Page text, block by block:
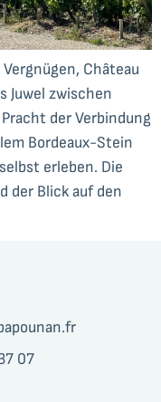
Château
Juwel zwischen
der Verbindung
Bordeaux-Stein
erleben. Die
der Blick auf den
07